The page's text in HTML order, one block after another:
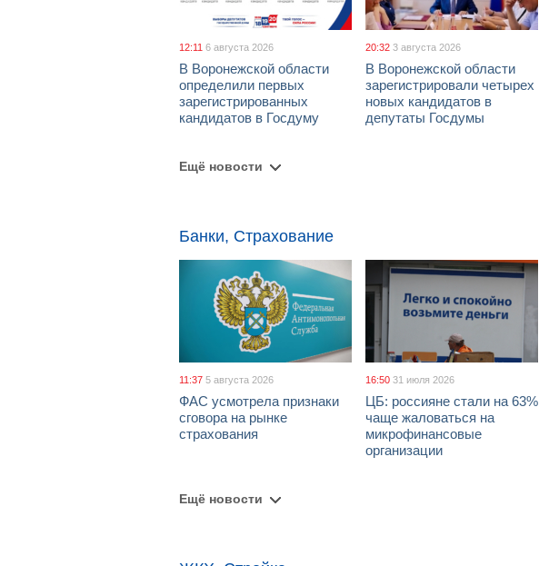
12:11 6 августа 2026
В Воронежской области
определили первых
зарегистрированных
кандидатов в Госдуму
20:32 3 августа 2026
В Воронежской области
зарегистрировали четырех
новых кандидатов в
депутаты Госдумы
Ещё новости
Банки, Страхование
11:37 5 августа 2026
ФАС усмотрела признаки
сговора на рынке
страхования
16:50 31 июля 2026
ЦБ: россияне стали на 63%
чаще жаловаться на
микрофинансовые
организации
Ещё новости